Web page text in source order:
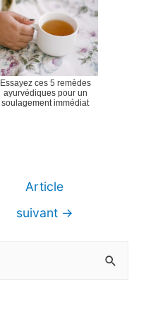
Essayez ces 5 remèdes
ayurvédiques pour un
soulagement immédiat
Article
suivant →